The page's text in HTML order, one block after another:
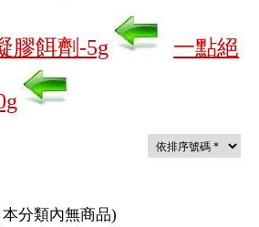
膠餌劑-5g 一點絕
本分類內無商品)